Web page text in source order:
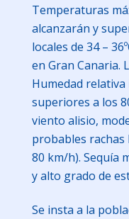
Temperaturas
alcanzarán y
locales de 34 –
en Gran Canaria.
Humedad
superiores a los
viento alisio,
probables rachas
80 km/h). Sequía
y alto grado de
Se insta a la